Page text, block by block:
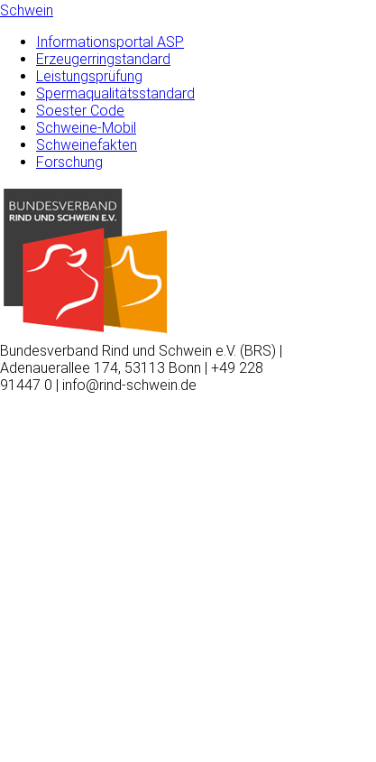
Schwein
Informationsportal ASP
Erzeugerringstandard
Leistungsprüfung
Spermaqualitätsstandard
Soester Code
Schweine-Mobil
Schweinefakten
Forschung
Bundesverband Rind und Schwein e.V. (BRS) |
Adenauerallee 174, 53113 Bonn | +49 228
91447 0 | info@rind-schwein.de